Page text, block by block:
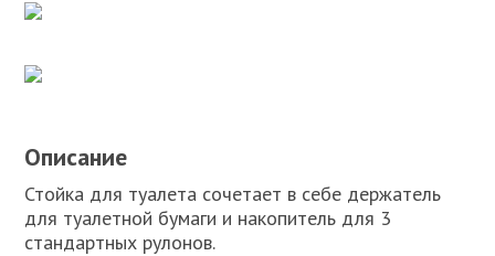
Описание
Стойка для туалета сочетает в себе держатель
для туалетной бумаги и накопитель для 3
стандартных рулонов.